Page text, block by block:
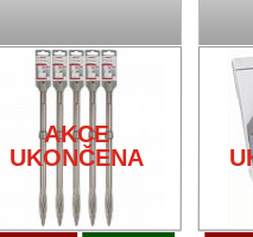
AKCE
UKONČENA